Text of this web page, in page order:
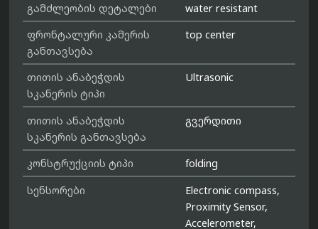
გამძლეობის დეტალები
water resistant
ფრონტალური კამერის
განთავსება
top center
თითის ანაბეჭდის
სკანერის ტიპი
Ultrasonic
თითის ანაბეჭდის
სკანერის განთავსება
გვერდითი
კონსტრუქციის ტიპი
folding
სენსორები
Electronic compass,
Proximity Sensor,
Accelerometer,